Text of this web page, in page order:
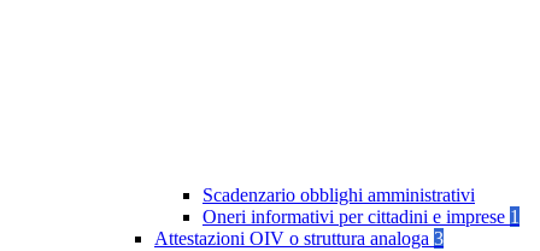
Scadenzario obblighi amministrativi
Oneri informativi per cittadini e imprese 1
Attestazioni OIV o struttura analoga 3